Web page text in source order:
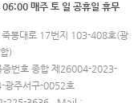
매주 토 일 공휴일 휴무
죽봉대로 17번지 103-408호(광
)
증번호 종합 제26004-2023-
광주서구-0052호